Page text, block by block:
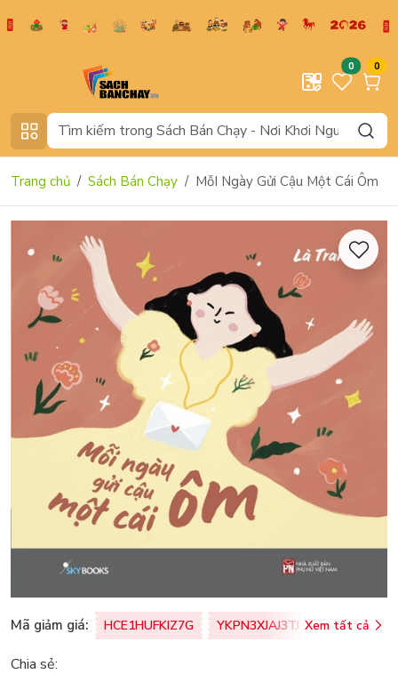
0 0
Trang chủ Sách Bán Chạy MỗI Ngày Gửi Cậu Một Cái Ôm
Mã giảm giá: HCE1HUFKIZ7G YKPN3XJAJ3TJ Xem tất cả
Chia sẻ: